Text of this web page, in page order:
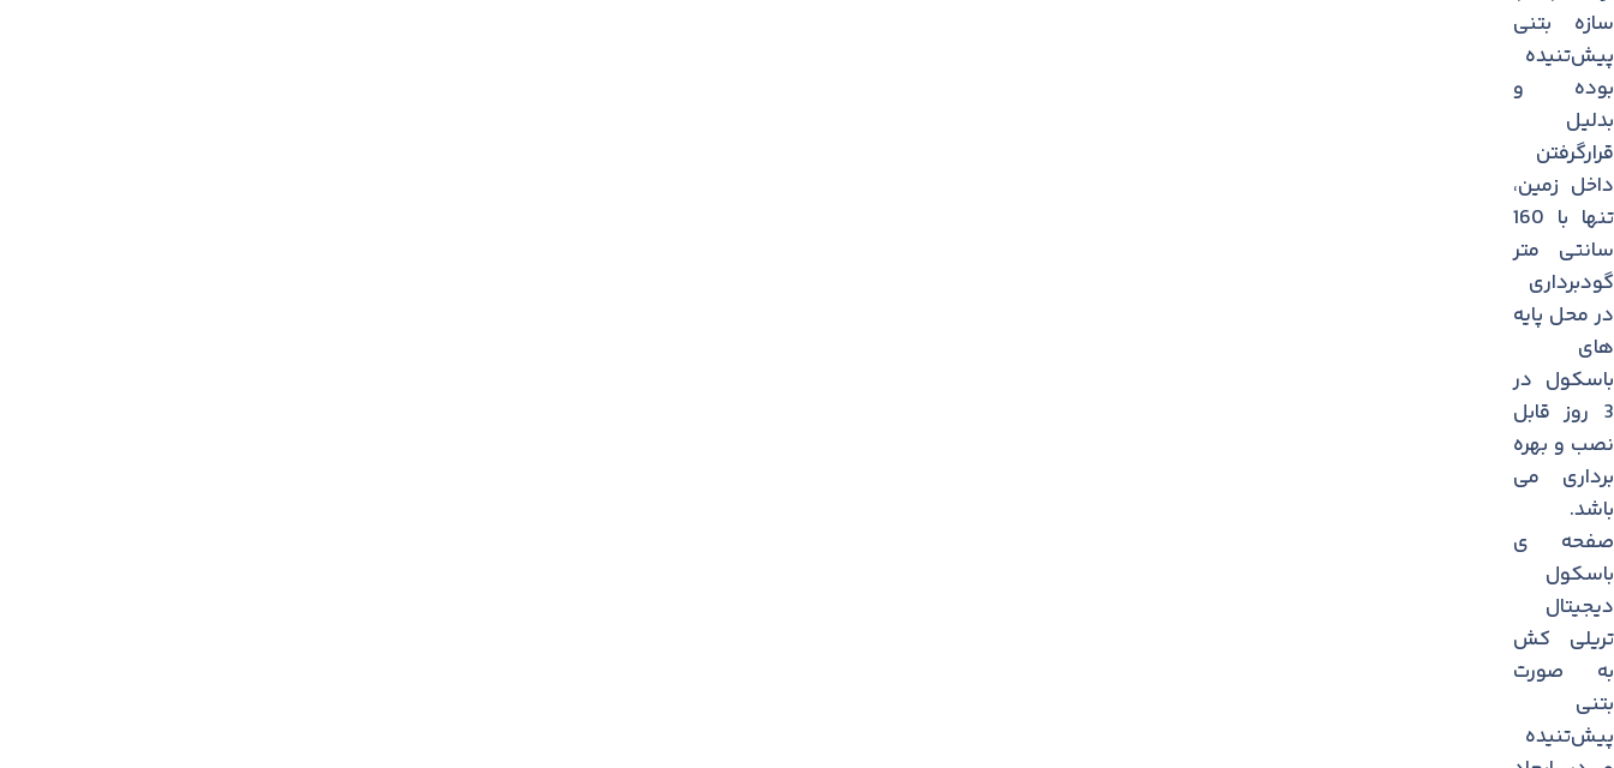
سازه بتنی
پیش‌تنیده
بوده و
بدلیل
قرارگرفتن
داخل زمین،
تنها با 160
سانتی متر
گودبرداری
در محل پایه
های
باسكول در
3 روز قابل
نصب و بهره
برداری می
باشد.
صفحه ی
باسکول
دیجیتال
تریلی کش
به صورت
بتنی
پیش‌تنیده